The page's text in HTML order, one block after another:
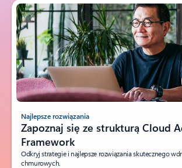
Najlepsze rozwiązania
Zapoznaj się ze strukturą Cloud
Framework
Odkryj strategie i najlepsze rozwiązania skutecznego
chmurowych.